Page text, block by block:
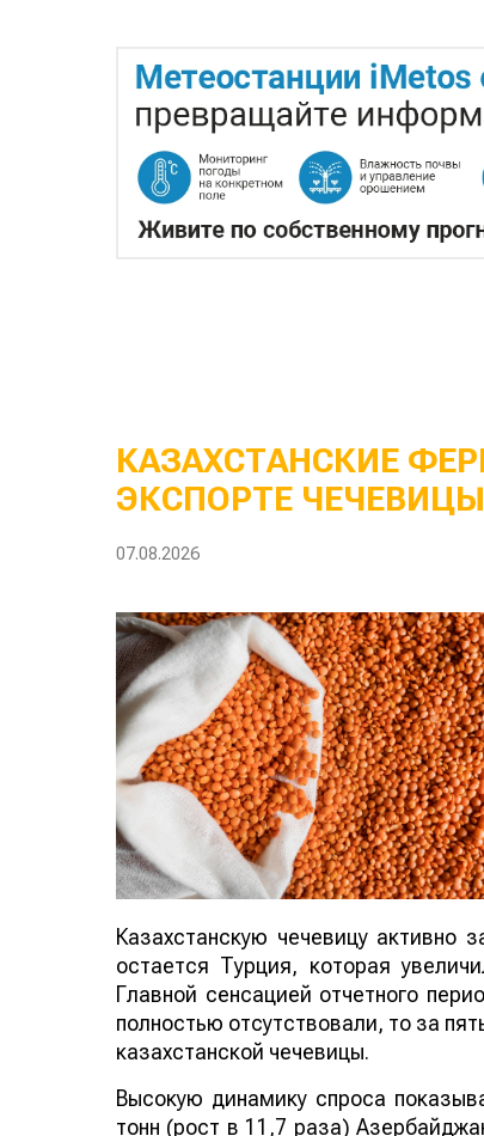
КАЗАХСТАНСКИЕ
ЭКСПОРТЕ ЧЕЧЕВИЦЫ
07.08.2026
Казахстанскую чечевицу
остается Турция, которая
Главной сенсацией отчетного
полностью отсутствовали, то за
казахстанской чечевицы.
Высокую динамику спроса
тонн (рост в 11,7 раза)